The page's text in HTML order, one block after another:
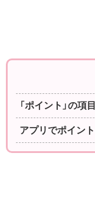
「ポイント」の項
アプリでポイン